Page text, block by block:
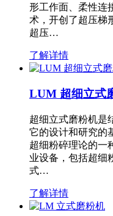
形工作面、柔性连
术，开创了超压梯
超压…
了解详情
LUM 超细立式
超细立式磨粉机是
它的设计和研究的
超细粉碎理论的一
业设备，包括超细
式…
了解详情